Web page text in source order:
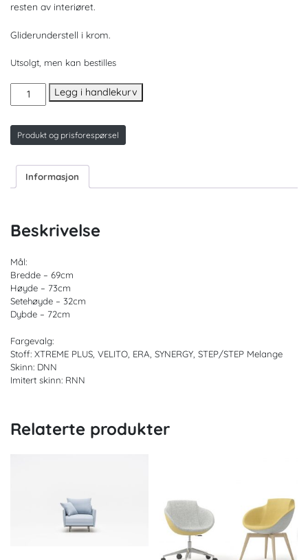
resten av interiøret.
Gliderunderstell i krom.
Utsolgt, men kan bestilles
Vegas
L20
antall
Legg i handlekurv
Produkt og prisforespørsel
Informasjon
Beskrivelse
Mål:
Bredde – 69cm
Høyde – 73cm
Setehøyde – 32cm
Dybde – 72cm
Fargevalg:
Stoff: XTREME PLUS, VELITO, ERA, SYNERGY, STEP/STEP Melange
Skinn: DNN
Imitert skinn: RNN
Relaterte produkter